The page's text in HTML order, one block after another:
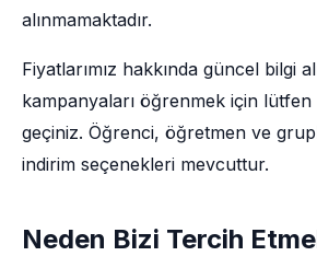
alınmamaktadır.
Fiyatlarımız hakkında güncel bilgi
kampanyaları öğrenmek için lütfen
geçiniz. Öğrenci, öğretmen ve
indirim seçenekleri mevcuttur.
Neden Bizi Tercih